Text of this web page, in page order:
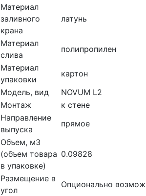
Материал
заливного
крана
латунь
Материал
слива
полипропилен
Материал
упаковки
картон
Модель, вид
NOVUM L2
Монтаж
к стене
Направление
выпуска
прямое
Объем, м3
(объем товара
в упаковке)
0.09828
Размещение в
угол
Опционально